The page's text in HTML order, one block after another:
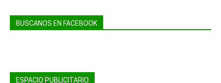
BUSCANOS EN FACEBOOK
ESPACIO PUBLICITARIO